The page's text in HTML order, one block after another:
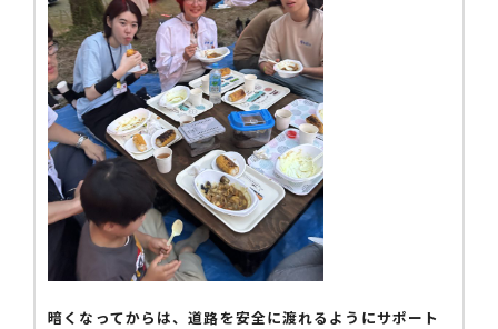
暗くなってからは、道路を安全に渡れるようにサポート